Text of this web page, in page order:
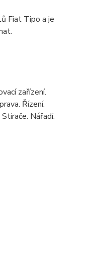
Fiat Tipo a je
zařízení.
Řízení.
Nářadí.